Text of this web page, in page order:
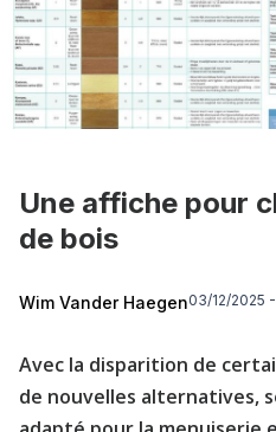
Une affiche pour
de bois
Wim Vander Haegen03/12/2025
Avec la disparition de
de nouvelles alternatives,